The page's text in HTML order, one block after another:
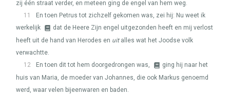
zij één straat verder, en meteen ging de engel van hem weg.
11
En toen Petrus tot zichzelf gekomen was, zei hij: Nu weet ik
werkelijk
dat de Heere Zijn engel uitgezonden heeft en mij verlost
heeft uit de hand van Herodes en uitalles wat het Joodse volk
verwachtte.
12
En toen dit tot hem doorgedrongen was,
ging hij naar het
huis van Maria, de moeder van Johannes, die ook Markus genoemd
werd, waar velen bijeenwaren en baden.